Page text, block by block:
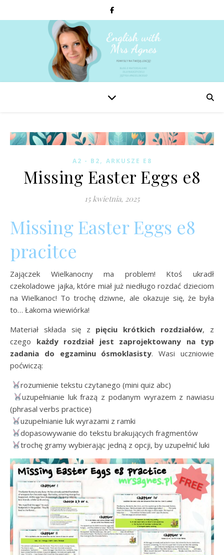
A2 - B2, ARKUSZE E8
Missing Easter Eggs e8
15 kwietnia, 2025
Missing Easter Eggs e8
pracitce
Zajączek Wielkanocny ma problem! Ktoś ukradł
czekoladowe jajka, które miał już niedługo rozdać dzieciom
na Wielkanoc! To trochę dziwne, ale okazuje się, że była
to… Łakoma wiewiórka!
Materiał składa się z pięciu krótkich rozdziałów, z
czego każdy rozdział jest zaprojektowany na typ
zadania do egzaminu ósmoklasisty. Wasi uczniowie
poćwiczą:
rozumienie tekstu czytanego (mini quiz abc)
uzupełnianie luk frazą z podanym wyrazem z nawiasu
(phrasal verbs practice)
uzupełnianie luk wyrazami z ramki
dopasowywanie do tekstu brakujących fragmentów
trochę gramy wybierając jedną z opcji, by uzupełnić luki